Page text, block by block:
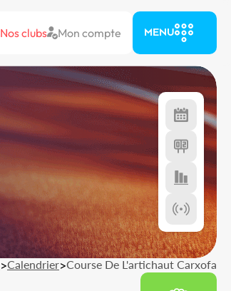
Nos clubs Mon compte MENU
>Calendrier>Course De L'artichaut Carxofa